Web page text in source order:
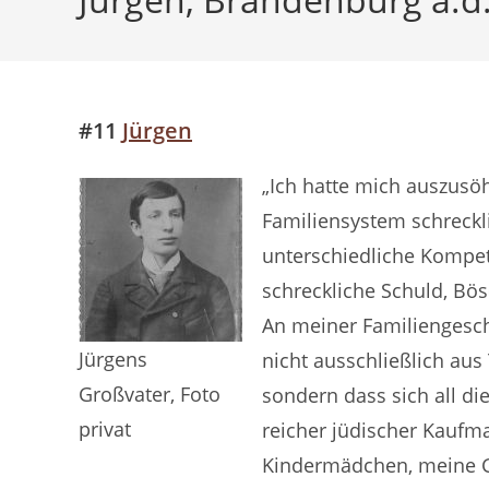
#11 Jürgen
Jürgens
Großvater, Foto
privat
„Ich hatte mich
Familiensystem
unterschiedliche
schreckliche Schuld,
An meiner
nicht ausschließlich
sondern dass sich all
reicher jüdischer
Kindermädchen, meine